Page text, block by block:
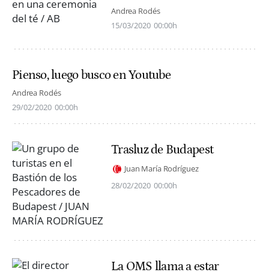
Andrea Rodés
15/03/2020 00:00h
Pienso, luego busco en Youtube
Andrea Rodés
29/02/2020 00:00h
Trasluz de Budapest
Juan María Rodríguez
28/02/2020 00:00h
La OMS llama a estar